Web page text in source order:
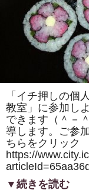
ル
テ
レ
ビ
制
作」
の
太
巻
き
司
「イチ押しの個
教室」に参加し
できます（＾－
導します。ご参
ちらをクリック
https://
▼続きを読む